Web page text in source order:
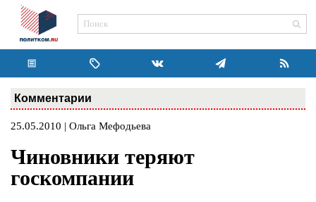
Комментарии
25.05.2010 | Ольга Мефодьева
Чиновники теряют
госкомпании